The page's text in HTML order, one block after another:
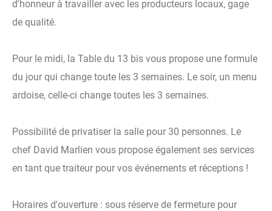
d'honneur à travailler avec les producteurs locaux, gage
de qualité.
Pour le midi, la Table du 13 bis vous propose une formule
du jour qui change toute les 3 semaines. Le soir, un menu
ardoise, celle-ci change toutes les 3 semaines.
Possibilité de privatiser la salle pour 30 personnes. Le
chef David Marlien vous propose également ses services
en tant que traiteur pour vos événements et réceptions !
Horaires d'ouverture : sous réserve de fermeture pour